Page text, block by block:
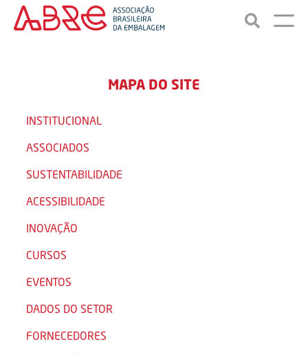
MAPA DO SITE
INSTITUCIONAL
ASSOCIADOS
SUSTENTABILIDADE
ACESSIBILIDADE
INOVAÇÃO
CURSOS
EVENTOS
DADOS DO SETOR
FORNECEDORES